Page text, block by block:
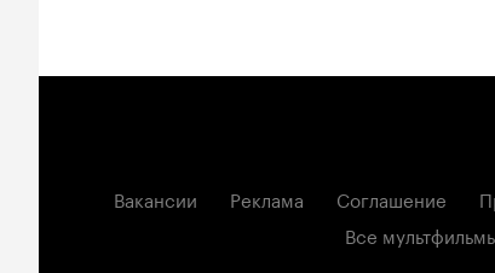
Вакансии Реклама Соглашение
Все